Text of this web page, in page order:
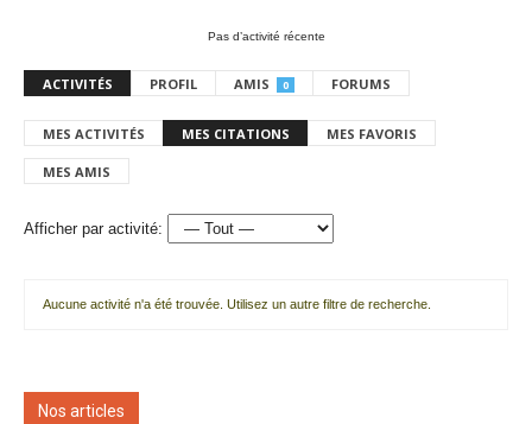
Pas d’activité récente
ACTIVITÉS PROFIL AMIS 0 FORUMS
MES ACTIVITÉS MES CITATIONS MES FAVORIS
MES AMIS
Afficher par activité:
Aucune activité n'a été trouvée. Utilisez un autre filtre de recherche.
Nos articles